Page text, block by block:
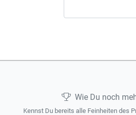
Wie Du noch
Kennst Du bereits alle Feinheiten des